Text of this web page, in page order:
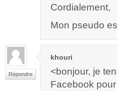
Cordialement,
Mon pseudo
Répondre
khouri
<bonjour, je
Facebook